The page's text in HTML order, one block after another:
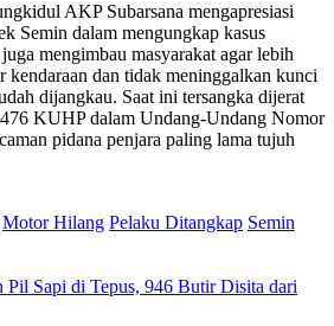
AKP Subarsana mengapresiasi
Semin dalam mengungkap kasus
mengimbau masyarakat agar lebih
kendaraan dan tidak meninggalkan kunci
dijangkau. Saat ini tersangka dijerat
476 KUHP dalam Undang-Undang Nomor
pidana penjara paling lama tujuh
Motor Hilang Pelaku Ditangkap Semin
Pil Sapi di Tepus, 946 Butir Disita dari